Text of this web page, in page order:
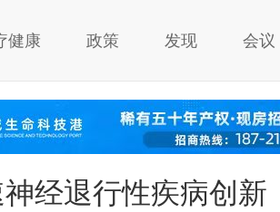
健康 政策 发现 会议
经退行性疾病创新